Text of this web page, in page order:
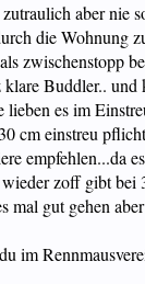
aber nie
die Wohnung
zwischenstopp
Buddler.. und
lieben es im
cm einstreu
empfehlen...da
zoff gibt bei
mal gut gehen
im